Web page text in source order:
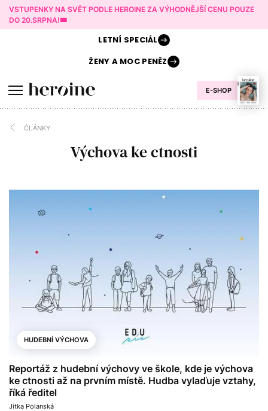
VSTUPENKY NA SVĚT PODLE HEROINE ZA VÝHODNĚJŠÍ CENU POUZE
DO 20.SRPNA!🎟️
E-SHOP
LETNÍ SPECIÁL
ŽENY AMOC PENĚZ
ČLÁNKY
Výchova ke ctnosti
HUDEBNÍ VÝCHOVA
Reportáž z hudební výchovy ve škole, kde je výchova
ke ctnosti až na prvním místě. Hudba vylaďuje vztahy,
říká ředitel
Jitka Polanská